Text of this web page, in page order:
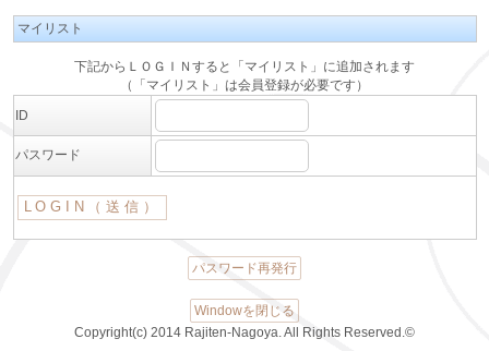
マイリスト
下記からＬＯＧＩＮすると「マイリスト」に追加されます
（「マイリスト」は会員登録が必要です）
ID
パスワード
パスワード再発行
Windowを閉じる
Copyright(c) 2014 Rajiten-Nagoya. All Rights Reserved.©